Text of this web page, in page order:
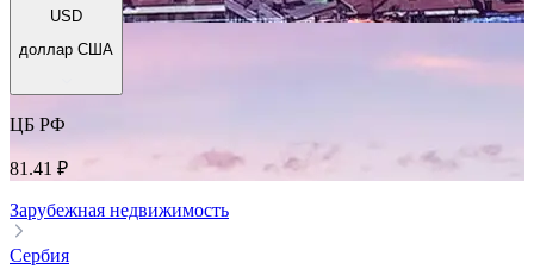
USD
доллар США
ЦБ РФ
81.41 ₽
Зарубежная недвижимость
Сербия